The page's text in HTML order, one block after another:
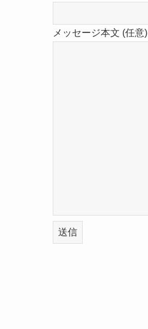
メッセージ本文 (任意)